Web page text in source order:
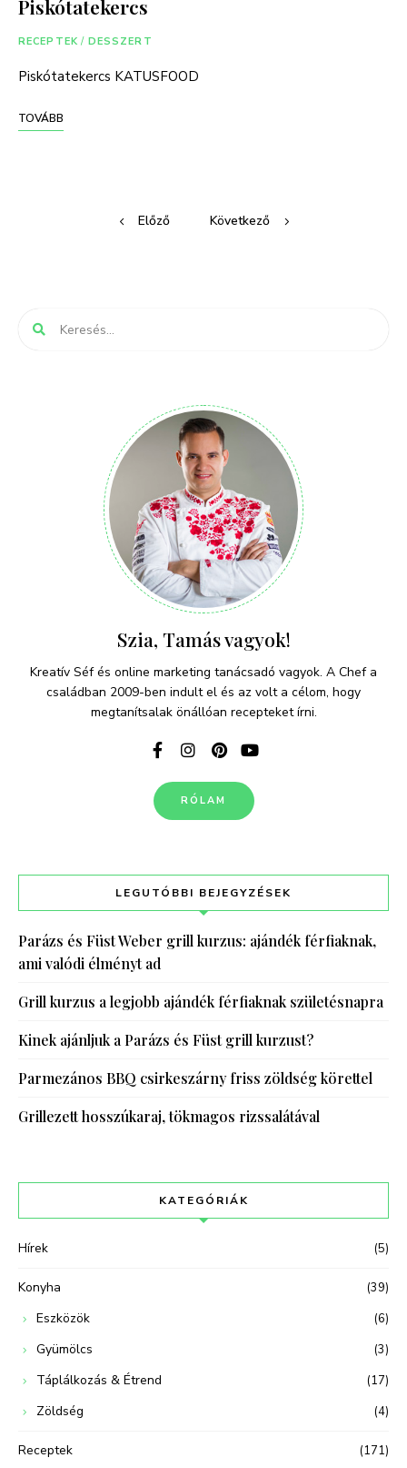
Piskótatekercs
RECEPTEK / DESSZERT
Piskótatekercs KATUSFOOD
TOVÁBB
Előző Következő
Szia, Tamás vagyok!
Kreatív Séf és online marketing tanácsadó vagyok. A Chef a
családban 2009-ben indult el és az volt a célom, hogy
megtanítsalak önállóan recepteket írni.
RÓLAM
LEGUTÓBBI BEJEGYZÉSEK
Parázs és Füst Weber grill kurzus: ajándék férfiaknak,
ami valódi élményt ad
Grill kurzus a legjobb ajándék férfiaknak születésnapra
Kinek ajánljuk a Parázs és Füst grill kurzust?
Parmezános BBQ csirkeszárny friss zöldség körettel
Grillezett hosszúkaraj, tökmagos rizssalátával
KATEGÓRIÁK
Hírek (5)
Konyha (39)
Eszközök (6)
Gyümölcs (3)
Táplálkozás & Étrend (17)
Zöldség (4)
Receptek (171)